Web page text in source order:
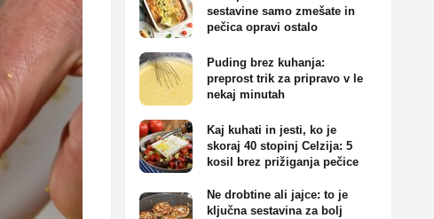
sestavine samo zmešate in
pečica opravi ostalo
Puding brez kuhanja:
preprost trik za pripravo v le
nekaj minutah
Kaj kuhati in jesti, ko je
skoraj 40 stopinj Celzija: 5
kosil brez prižiganja pečice
Ne drobtine ali jajce: to je
ključna sestavina za bolj